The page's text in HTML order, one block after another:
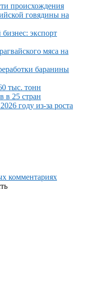
происхождения
говядины на
экспорт
мяса на
баранины
тыс. тонн
в 25 стран
году из-за роста
комментариях